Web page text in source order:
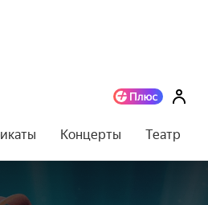
Концерты Театр